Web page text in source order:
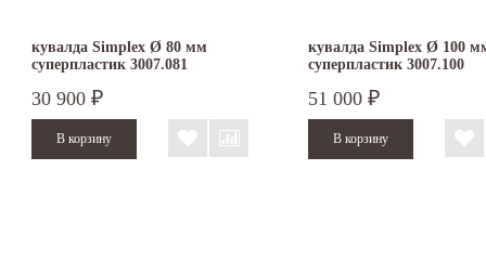
кувалда Simplex Ø 80 мм
суперпластик 3007.081
30 900 ₽
кувалда Simplex Ø 100
суперпластик 3007.100
51 000 ₽